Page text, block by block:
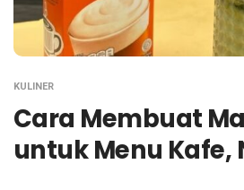
KULINER
Cara Membuat
untuk Menu Kafe,